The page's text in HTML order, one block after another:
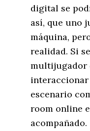
digital se
así, que uno
máquina,
realidad. Si
multijugador
escenario
room online
acompañado.